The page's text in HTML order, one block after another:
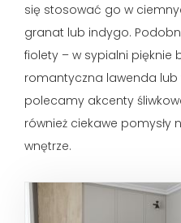
się stosować go w
granat lub indygo.
fiolety – w sypialni pięknie
romantyczna lawenda lub
polecamy akcenty
również ciekawe pomysły
wnętrze.